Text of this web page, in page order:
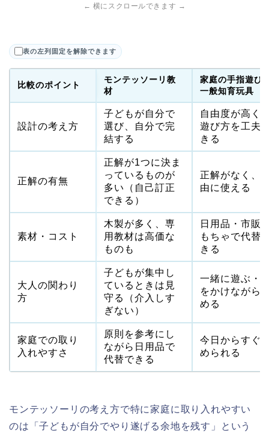
← 横にスクロールできます →
表の左列固定を解除できます
比較のポイント
モンテッソーリ教
材
家庭の手指遊び
一般知育玩具
設計の考え方
子どもが自分で
選び、自分で完
結する
自由度が高く
遊び方を工夫
きる
正解の有無
正解が1つに決ま
っているものが
多い（自己訂正
できる）
正解がなく、
由に使える
素材・コスト
木製が多く、専
用教材は高価な
ものも
日用品・市販
もちゃで代替
きる
大人の関わり
方
子どもが集中し
ているときは見
守る（介入しす
ぎない）
一緒に遊ぶ・
をかけながら
める
家庭での取り
入れやすさ
原則を参考にし
ながら日用品で
代替できる
今日からすぐ
められる
モンテッソーリの考え方で特に家庭に取り入れやすい
のは「子どもが自分でやり遂げる余地を残す」という